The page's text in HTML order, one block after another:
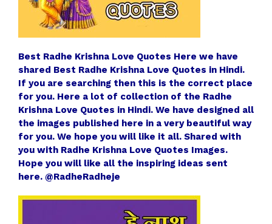
Best Radhe Krishna Love Quotes Here we have
shared Best Radhe Krishna Love Quotes in Hindi.
If you are searching then this is the correct place
for you. Here a lot of collection of the Radhe
Krishna Love Quotes in Hindi. We have designed all
the images published here in a very beautiful way
for you. We hope you will like it all. Shared with
you with Radhe Krishna Love Quotes Images.
Hope you will like all the inspiring ideas sent
here. @RadheRadheje